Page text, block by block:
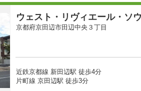
ウェスト・リヴィエール・ソ
京都府京田辺市田辺中央３丁目
近鉄京都線 新田辺駅 徒歩4分
片町線 京田辺駅 徒歩3分